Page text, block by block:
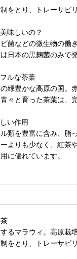
をとり、トレーサビ
味しいの？
菌などの微生物の働
日本の黒麹菌のみで
ルな茶葉
緑豊かな高原の国。
々と育った茶葉は、
い作用
類を豊富に含み、脂
よりも少なく、紅
に優れています。
るマラウィ。高原栽
をとり、トレーサビ